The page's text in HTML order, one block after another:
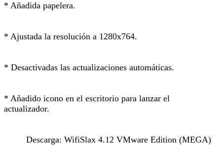
* Añadida papelera.
* Ajustada la resolución a 1280x764.
* Desactivadas las actualizaciones automáticas.
* Añadido icono en el escritorio para lanzar el
actualizador.
Descarga: WifiSlax 4.12 VMware Edition (MEGA)